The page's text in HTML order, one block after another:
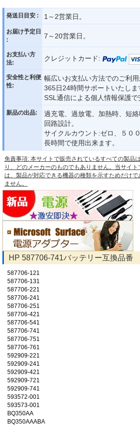
発送日目安 : 1～2営業日。
お届け予定日
:
7～20営業日。
お支払い方
法:
クレジットカード:
安全性と利便
性:
幅広いお支払い方法でのご利
365日24時間サポートいたしま
SSL通信による個人情報保護で
新品の出品:
過充電、過放電、加熱時、短
回路設計。
サイクルカウント:ゼロ、５０
長時間で使用出来ます。
免責事項: 本サイトで販売されているすべての製品
り、どのメーカーのものでもありません。当サイ
は、製品が対応できる機器の種類を示すためだけで
ません。
HP 587706-741バッテリー互換品番
587706-121
587706-131
587706-221
587706-241
587706-251
587706-421
587706-541
587706-741
587706-751
587706-761
592909-221
592909-241
592909-421
592909-721
592909-741
593572-001
593573-001
BQ350AA
BQ350AAABA